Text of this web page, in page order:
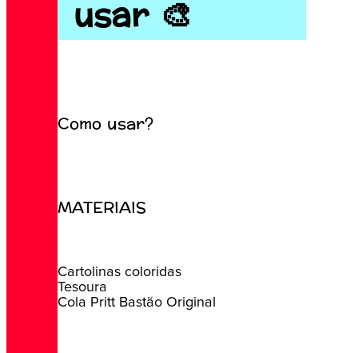
usar 🎨
Como usar?
MATERIAIS
Cartolinas coloridas
Tesoura
Cola Pritt Bastão Original